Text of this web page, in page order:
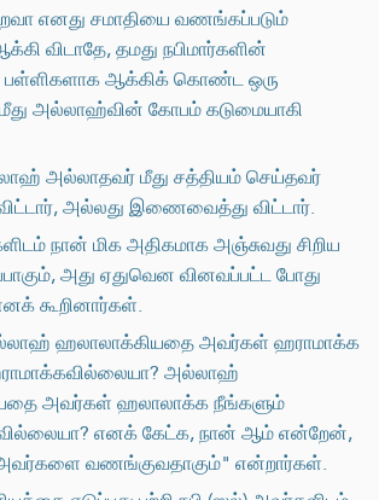
எனது சமாதியை வணங்கப்படும்
விடாதே, தமது நபிமார்களின்
பள்ளிகளாக ஆக்கிக் கொண்ட ஒரு
அல்லாஹ்வின் கோபம் கடுமையாகி
அல்லாதவர் மீது சத்தியம் செய்தவர்
விட்டார், அல்லது இணைவைத்து விட்டார்.
நான் மிக அதிகமாக அஞ்சுவது சிறிய
அது ஏதுவென வினவப்பட்ட போது
கூறினார்கள்.
ஹலாலாக்கியதை அவர்கள் ஹராமாக்க
அல்லாஹ்
அவர்கள் ஹலாலாக்க நீங்களும்
எனக் கேட்க, நான் ஆம் என்றேன்,
வணங்குவதாகும்" என்றார்கள்.